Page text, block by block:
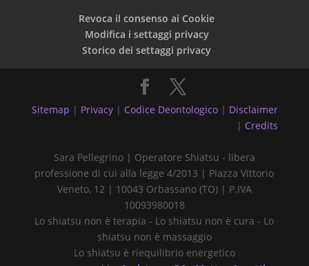
Revoca il consenso ai Cookie
Modifica i settaggi privacy
Storico dei settaggi privacy
Sitemap | Privacy | Codice Deontologico | Disclaimer
| Credits
Sara Pellegrino | Operatore Shiatsu - libera
professione di cui alla legge 4/2013 | Piazza Vittorio
Veneto, 12 | 10043 Orbassano (TO) | P.IVA
10093980018
Lo shiatsu non è terapia - Lo shiatsu non è cura - Lo
shiatsu non è massaggio
Lo shiatsu è riequilibrio energetico